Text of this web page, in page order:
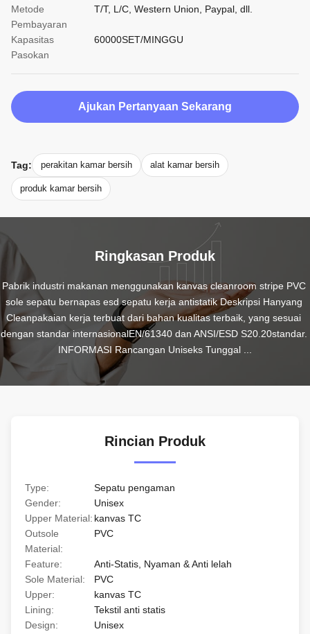
Metode
Pembayaran
T/T, L/C, Western Union, Paypal, dll.
Kapasitas
Pasokan
60000SET/MINGGU
Ajukan Pertanyaan Sekarang
Tag: perakitan kamar bersih alat kamar bersih
produk kamar bersih
Ringkasan Produk
Pabrik industri makanan menggunakan kanvas cleanroom stripe PVC
sole sepatu bernapas esd sepatu kerja antistatik Deskripsi Hanyang
Cleanpakaian kerja terbuat dari bahan kualitas terbaik, yang sesuai
dengan standar internasionalEN/61340 dan ANSI/ESD S20.20standar.
INFORMASI Rancangan Uniseks Tunggal ...
Rincian Produk
Type:
Sepatu pengaman
Gender:
Unisex
Upper Material: kanvas TC
Outsole
Material:
PVC
Feature:
Anti-Statis, Nyaman & Anti lelah
Sole Material:
PVC
Upper:
kanvas TC
Lining:
Tekstil anti statis
Design:
Unisex